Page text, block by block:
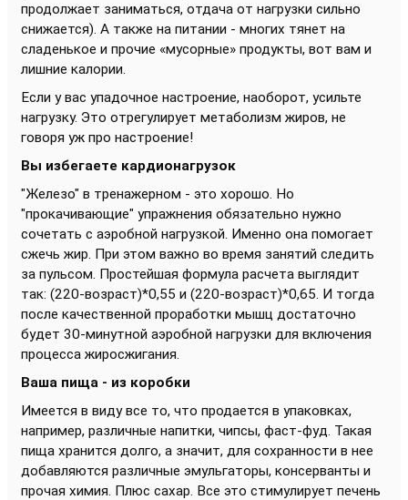
продолжает заниматься, отдача от нагрузки сильно
снижается). А также на питании - многих тянет на
сладенькое и прочие «мусорные» продукты, вот вам и
лишние калории.
Если у вас упадочное настроение, наоборот, усильте
нагрузку. Это отрегулирует метаболизм жиров, не
говоря уж про настроение!
Вы избегаете кардионагрузок
"Железо" в тренажерном - это хорошо. Но
"прокачивающие" упражнения обязательно нужно
сочетать с аэробной нагрузкой. Именно она помогает
сжечь жир. При этом важно во время занятий следить
за пульсом. Простейшая формула расчета выглядит
так: (220-возраст)*0,55 и (220-возраст)*0,65. И тогда
после качественной проработки мышц достаточно
будет 30-минутной аэробной нагрузки для включения
процесса жиросжигания.
Ваша пища - из коробки
Имеется в виду все то, что продается в упаковках,
например, различные напитки, чипсы, фаст-фуд. Такая
пища хранится долго, а значит, для сохранности в нее
добавляются различные эмульгаторы, консерванты и
прочая химия. Плюс сахар. Все это стимулирует печень